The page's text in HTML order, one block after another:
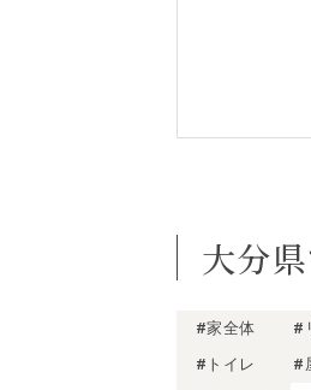
大分
#家全体 #
#トイレ
#